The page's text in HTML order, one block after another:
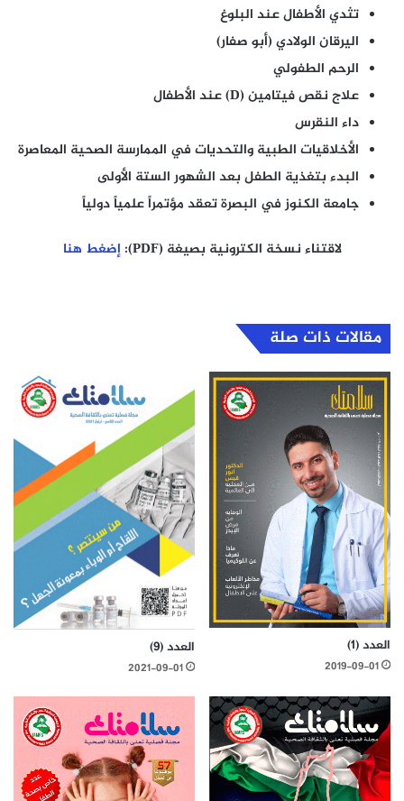
تثدي الأطفال عند البلوغ
اليرقان الولادي (أبو صفار)
الرحم الطفولي
علاج نقص فيتامين (D) عند الأطفال
داء النقرس
الأخلاقيات الطبية والتحديات في الممارسة الصحية المعاصرة
البدء بتغذية الطفل بعد الشهور الستة الأولى
جامعة الكنوز في البصرة تعقد مؤتمراً علمياً دولياً
لاقتناء نسخة الكترونية بصيغة (PDF
):إضغط هنا
مقالات ذات صلة
العدد (1)
2019-09-01
العدد (9)
2021-09-01